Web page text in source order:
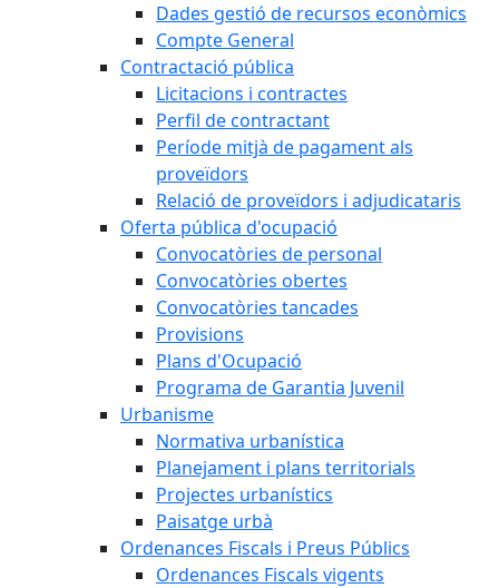
Dades gestió de recursos econòmics
Compte General
Contractació pública
Licitacions i contractes
Perfil de contractant
Període mitjà de pagament als
proveïdors
Relació de proveïdors i adjudicataris
Oferta pública d'ocupació
Convocatòries de personal
Convocatòries obertes
Convocatòries tancades
Provisions
Plans d'Ocupació
Programa de Garantia Juvenil
Urbanisme
Normativa urbanística
Planejament i plans territorials
Projectes urbanístics
Paisatge urbà
Ordenances Fiscals i Preus Públics
Ordenances Fiscals vigents